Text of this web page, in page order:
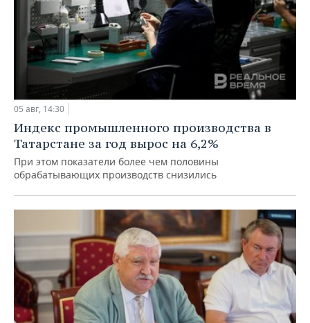
05 авг, 14:30
Индекс промышленного производства в
Татарстане за год вырос на 6,2%
При этом показатели более чем половины
обрабатывающих производств снизились